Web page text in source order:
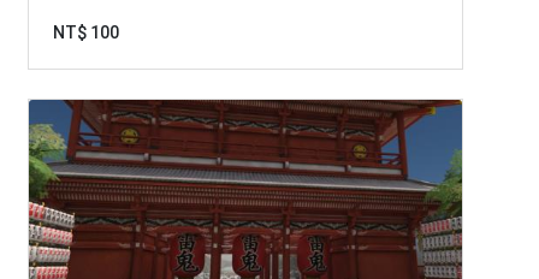
NT$ 100